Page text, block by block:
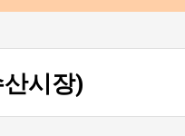
시장)